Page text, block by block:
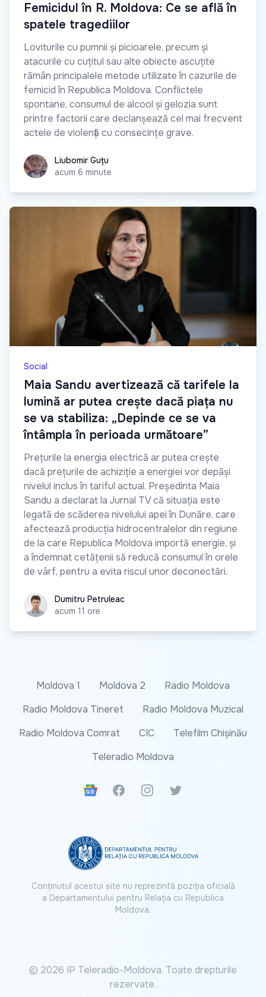
Femicidul în R. Moldova: Ce se află în
spatele tragediilor
Loviturile cu pumnii și picioarele, precum și
atacurile cu cuțitul sau alte obiecte ascuțite
rămân principalele metode utilizate în cazurile de
femicid în Republica Moldova. Conflictele
spontane, consumul de alcool și gelozia sunt
printre factorii care declanșează cel mai frecvent
actele de violență cu consecințe grave.
Liubomir Guțu
Liubomir Guțu
acum 6 minute
Social
Maia Sandu avertizează că tarifele la
lumină ar putea crește dacă piața nu
se va stabiliza: „Depinde ce se va
întâmpla în perioada următoare”
Prețurile la energia electrică ar putea crește
dacă prețurile de achiziție a energiei vor depăși
nivelul inclus în tariful actual. Președinta Maia
Sandu a declarat la Jurnal TV că situația este
legată de scăderea nivelului apei în Dunăre, care
afectează producția hidrocentralelor din regiune
de la care Republica Moldova importă energie, și
a îndemnat cetățenii să reducă consumul în orele
de vârf, pentru a evita riscul unor deconectări.
Dumitru Petruleac
Dumitru Petruleac
acum 11 ore
Moldova 1 Moldova 2
Radio Moldova
Radio Moldova Tineret
Radio Moldova Muzical
Radio Moldova Comrat
CIC
Telefilm Chișinău
Teleradio Moldova
Google News
FacebookInstagramTwitter
Conținutul acestui site nu reprezintă poziția oficială
a Departamentului pentru Relația cu Republica
Moldova.
© 2026 IP Teleradio-Moldova. Toate drepturile
rezervate.